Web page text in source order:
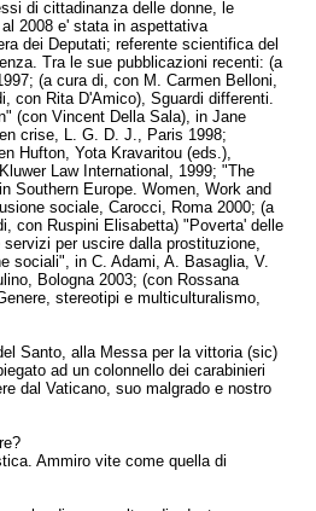
di cittadinanza delle donne, le
2008 e' stata in aspettativa
dei Deputati; referente scientifica del
Tra le sue pubblicazioni recenti: (a
(a cura di, con M. Carmen Belloni,
con Rita D'Amico), Sguardi differenti.
(con Vincent Della Sala), in Jane
crise, L. G. D. J., Paris 1998;
Hufton, Yota Kravaritou (eds.),
Law International, 1999; "The
Southern Europe. Women, Work and
sociale, Carocci, Roma 2000; (a
con Ruspini Elisabetta) "Poverta' delle
per uscire dalla prostituzione,
sociali", in C. Adami, A. Basaglia, V.
Bologna 2003; (con Rossana
stereotipi e multiculturalismo,
Santo, alla Messa per la vittoria (sic)
ad un colonnello dei carabinieri
dal Vaticano, suo malgrado e nostro
Ammiro vite come quella di